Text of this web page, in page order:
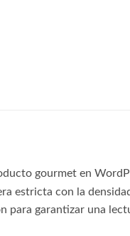
gourmet en
estricta con la
para garantizar una